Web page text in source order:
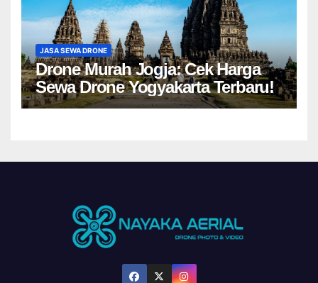
JASA SEWA DRONE
Drone Murah Jogja: Cek Harga
Sewa Drone Yogyakarta Terbaru!